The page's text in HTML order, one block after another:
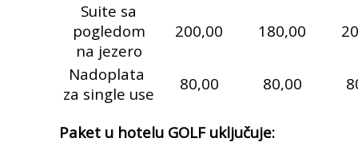
Suite sa
pogledom
na jezero
200,00 180,00
Nadoplata
za single use
80,00 80,00
Paket u hotelu GOLF uključuje: